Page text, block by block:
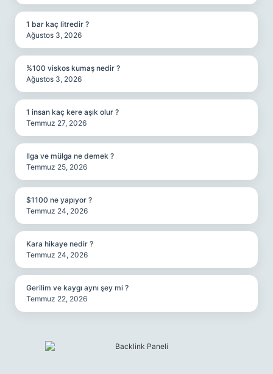
1 bar kaç litredir ?
Ağustos 3, 2026
%100 viskos kumaş nedir ?
Ağustos 3, 2026
1 insan kaç kere aşık olur ?
Temmuz 27, 2026
Ilga ve mülga ne demek ?
Temmuz 25, 2026
$1100 ne yapıyor ?
Temmuz 24, 2026
Kara hikaye nedir ?
Temmuz 24, 2026
Gerilim ve kaygı aynı şey mi ?
Temmuz 22, 2026